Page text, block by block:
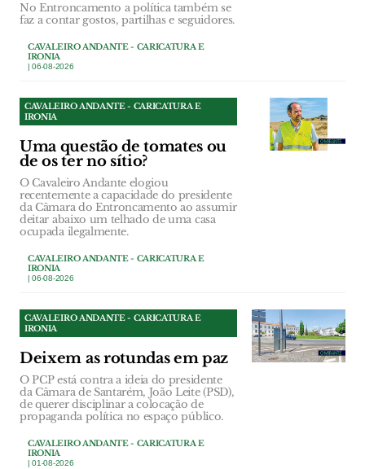
No Entroncamento a política também se
faz a contar gostos, partilhas e seguidores.
CAVALEIRO ANDANTE - CARICATURA E
IRONIA
| 06-08-2026
CAVALEIRO ANDANTE - CARICATURA E
IRONIA
Uma questão de tomates ou
de os ter no sítio?
O Cavaleiro Andante elogiou
recentemente a capacidade do presidente
da Câmara do Entroncamento ao assumir
deitar abaixo um telhado de uma casa
ocupada ilegalmente.
CAVALEIRO ANDANTE - CARICATURA E
IRONIA
| 06-08-2026
CAVALEIRO ANDANTE - CARICATURA E
IRONIA
Deixem as rotundas em paz
O PCP está contra a ideia do presidente
da Câmara de Santarém, João Leite (PSD),
de querer disciplinar a colocação de
propaganda política no espaço público.
CAVALEIRO ANDANTE - CARICATURA E
IRONIA
| 01-08-2026